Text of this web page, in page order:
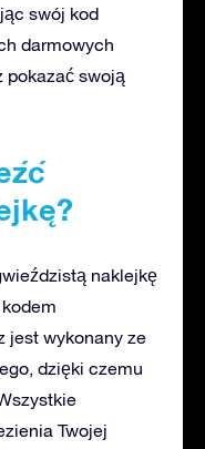
swój kod
darmowych
pokazać swoją
naklejkę
jest wykonany ze
dzięki czemu
Twojej